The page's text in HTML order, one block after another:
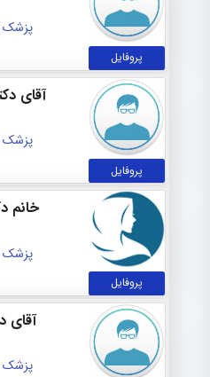
پروفایل
پزشک
پروفایل
آقای
پزشک
پروفایل
خانم
پزشک
آقای
پزشک